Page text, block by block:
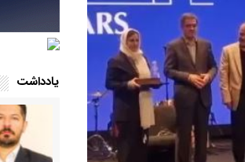
یادداشت